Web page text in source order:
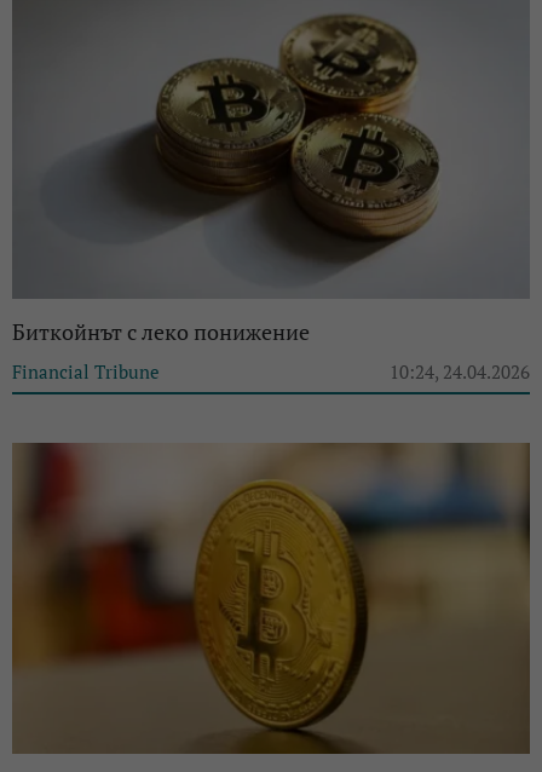
Биткойнът с леко понижение
Financial Tribune 10:24, 24.04.2026